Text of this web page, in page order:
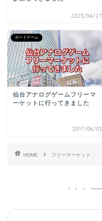
2025/04/27
ボードゲーム
仙台アナログゲームフリーマ
ーケットに行ってきました
2017/06/03
HOME フリーマーケット